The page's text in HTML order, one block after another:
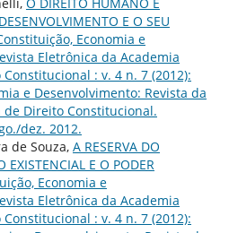
O DIREITO HUMANO E
E O SEU
Economia e
Eletrônica da Academia
: v. 4 n. 7 (2012):
e Desenvolvimento: Revista da
Direito Constitucional.
dez. 2012.
de Souza, A RESERVA DO
EXISTENCIAL E O PODER
Economia e
Eletrônica da Academia
: v. 4 n. 7 (2012):